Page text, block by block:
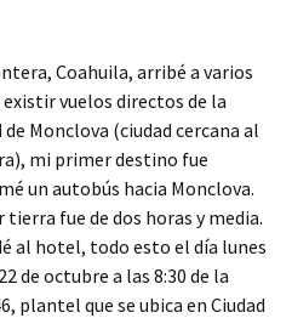
Coahuila, arribé a varios
vuelos directos de la
de Monclova (ciudad cercana al
mi primer destino fue
un autobús hacia Monclova.
tierra fue de dos horas y media.
al hotel, todo esto el día lunes
de octubre a las 8:30 de la
plantel que se ubica en Ciudad